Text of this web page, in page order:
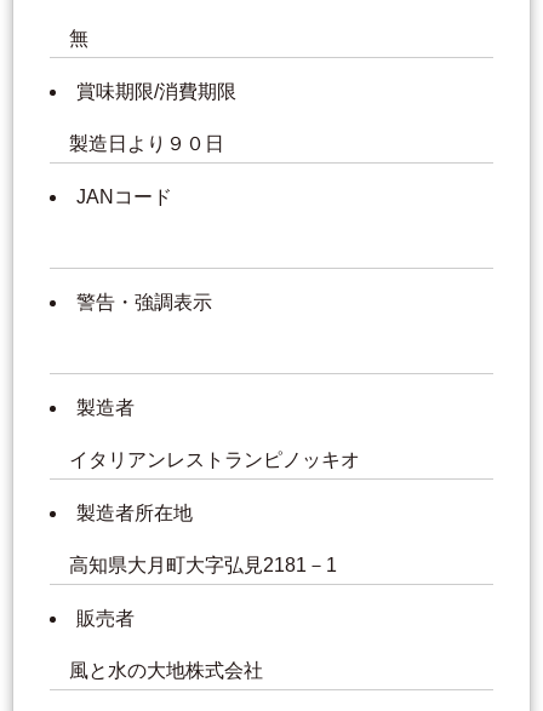
無
賞味期限/消費期限
製造日より９０日
JANコード
警告・強調表示
製造者
イタリアンレストランピノッキオ
製造者所在地
高知県大月町大字弘見2181－1
販売者
風と水の大地株式会社